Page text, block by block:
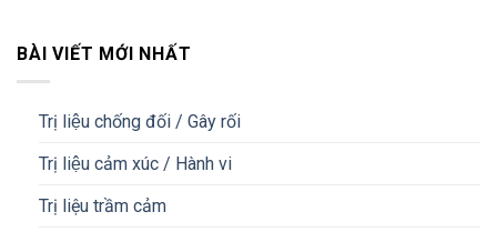
BÀI VIẾT MỚI NHẤT
Trị liệu chống đối / Gây rối
Trị liệu cảm xúc / Hành vi
Trị liệu trầm cảm